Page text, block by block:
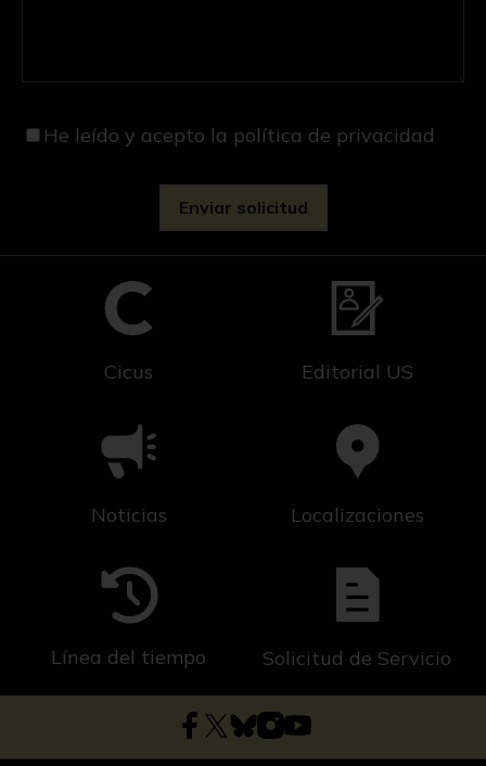
He leído y acepto la política de privacidad
Cicus Editorial US
Noticias Localizaciones
Línea del tiempo Solicitud de Servicio